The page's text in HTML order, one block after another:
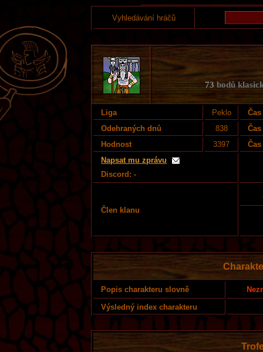
Vyhledávání hráčů
73 bodů
Liga Peklo
Odehraných dnů
838
Hodnost
3397
Napsat mu zprávu
Discord: -
Člen klanu
Popis charakteru slovně
Výsledný index charakteru